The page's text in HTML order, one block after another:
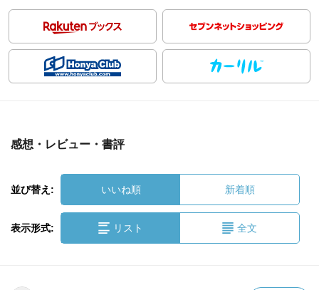
感想・レビュー・書評
並び替え: いいね順 新着順
表示形式: リスト 全文